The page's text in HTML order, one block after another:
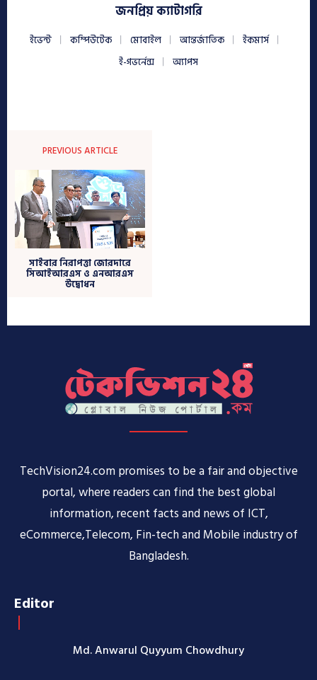
TechVision24.com promises to be a fair and objective
portal, where readers can find the best global
information, recent facts and news of ICT,
eCommerce,Telecom, Fin-tech and Mobile industry of
Bangladesh.
Editor
Md. Anwarul Quyyum Chowdhury